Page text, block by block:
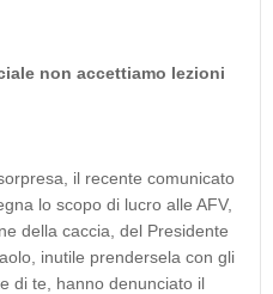
non accettiamo lezioni
il recente comunicato
lo scopo di lucro alle AFV,
della caccia, del Presidente
inutile prendersela con gli
di te, hanno denunciato il